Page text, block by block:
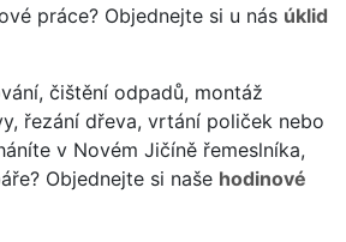
práce? Objednejte si u nás úklid
čištění odpadů, montáž
řezání dřeva, vrtání poliček nebo
v Novém Jičíně řemeslníka,
Objednejte si naše hodinové